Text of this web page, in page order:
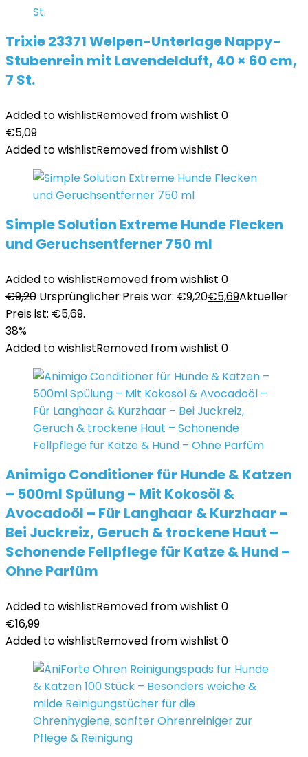
Trixie 23371 Welpen-Unterlage Nappy-
Stubenrein mit Lavendelduft, 40 × 60 cm,
7 St.
Added to wishlistRemoved from wishlist 0
€5,09
Added to wishlistRemoved from wishlist 0
Simple Solution Extreme Hunde Flecken
und Geruchsentferner 750 ml
Added to wishlistRemoved from wishlist 0
€9,20 Ursprünglicher Preis war: €9,20€5,69Aktueller
Preis ist: €5,69.
38%
Added to wishlistRemoved from wishlist 0
Animigo Conditioner für Hunde & Katzen
– 500ml Spülung – Mit Kokosöl &
Avocadoöl – Für Langhaar & Kurzhaar –
Bei Juckreiz, Geruch & trockene Haut –
Schonende Fellpflege für Katze & Hund –
Ohne Parfüm
Added to wishlistRemoved from wishlist 0
€16,99
Added to wishlistRemoved from wishlist 0